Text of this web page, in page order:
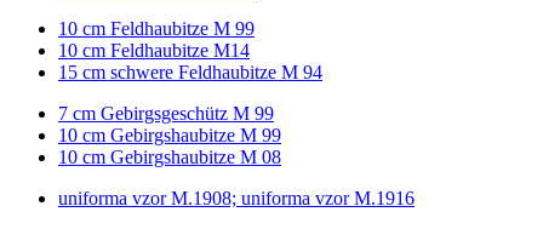
10 cm Feldhaubitze M 99
10 cm Feldhaubitze M14
15 cm schwere Feldhaubitze M 94
7 cm Gebirgsgeschütz M 99
10 cm Gebirgshaubitze M 99
10 cm Gebirgshaubitze M 08
uniforma vzor M.1908; uniforma vzor M.1916